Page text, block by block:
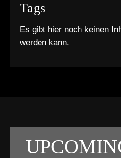
Tags
Es gibt hier noch keinen
werden kann.